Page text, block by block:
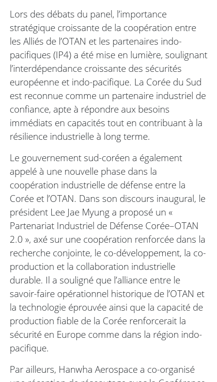
Lors des débats du panel, l’importance
stratégique croissante de la coopération entre
les Alliés de l’OTAN et les partenaires indo-
pacifiques (IP4) a été mise en lumière, soulignant
l’interdépendance croissante des sécurités
européenne et indo-pacifique. La Corée du Sud
est reconnue comme un partenaire industriel de
confiance, apte à répondre aux besoins
immédiats en capacités tout en contribuant à la
résilience industrielle à long terme.
Le gouvernement sud-coréen a également
appelé à une nouvelle phase dans la
coopération industrielle de défense entre la
Corée et l’OTAN. Dans son discours inaugural, le
président Lee Jae Myung a proposé un «
Partenariat Industriel de Défense Corée–OTAN
2.0 », axé sur une coopération renforcée dans la
recherche conjointe, le co-développement, la co-
production et la collaboration industrielle
durable. Il a souligné que l’alliance entre le
savoir-faire opérationnel historique de l’OTAN et
la technologie éprouvée ainsi que la capacité de
production fiable de la Corée renforcerait la
sécurité en Europe comme dans la région indo-
pacifique.
Par ailleurs, Hanwha Aerospace a co-organisé